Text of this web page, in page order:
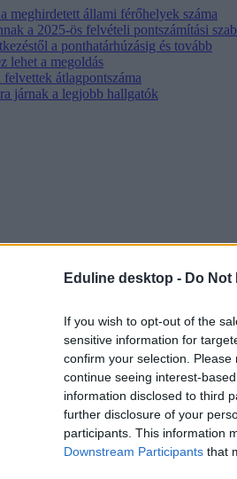
Eduline desktop - Do
If you wish to opt-out of the
sensitive information for
confirm your selection.
continue seeing interest-
information disclosed to third
further disclosure of your
participants. This information
Downstream Participants that
meghirdetett állami férőhelyek száma
a 2025-ös felvételi pontszámítási
a ponthatárhúzásig és tovább
lehet a megoldás
átlagpontszáma
járnak a legjobb hallgatók